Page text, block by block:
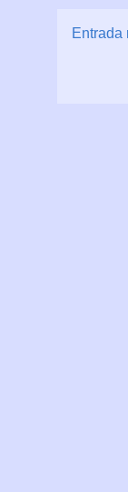
Entrada